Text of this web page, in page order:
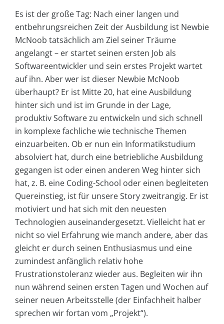
Es ist der große Tag: Nach einer langen und
entbehrungsreichen Zeit der Ausbildung ist Newbie
McNoob tatsächlich am Ziel seiner Träume
angelangt – er startet seinen ersten Job als
Softwareentwickler und sein erstes Projekt wartet
auf ihn. Aber wer ist dieser Newbie McNoob
überhaupt? Er ist Mitte 20, hat eine Ausbildung
hinter sich und ist im Grunde in der Lage,
produktiv Software zu entwickeln und sich schnell
in komplexe fachliche wie technische Themen
einzuarbeiten. Ob er nun ein Informatikstudium
absolviert hat, durch eine betriebliche Ausbildung
gegangen ist oder einen anderen Weg hinter sich
hat, z. B. eine Coding-School oder einen begleiteten
Quereinstieg, ist für unsere Story zweitrangig. Er ist
motiviert und hat sich mit den neuesten
Technologien auseinandergesetzt. Vielleicht hat er
nicht so viel Erfahrung wie manch andere, aber das
gleicht er durch seinen Enthusiasmus und eine
zumindest anfänglich relativ hohe
Frustrationstoleranz wieder aus. Begleiten wir ihn
nun während seinen ersten Tagen und Wochen auf
seiner neuen Arbeitsstelle (der Einfachheit halber
sprechen wir fortan vom „Projekt“).